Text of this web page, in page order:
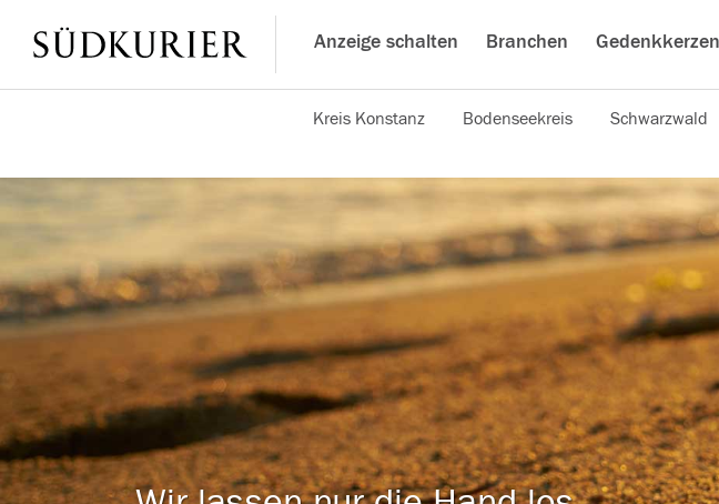
Anzeige schalten Branchen Gedenkkerzen
Kreis Konstanz Bodenseekreis Schwarzwald